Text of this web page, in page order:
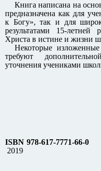
Книга написана на
предназначена как для
к Богу», так и для
результатами 15-
Христа в истине и жизни
Некоторые
требуют
уточнения учениками
ISBN 978-
2019